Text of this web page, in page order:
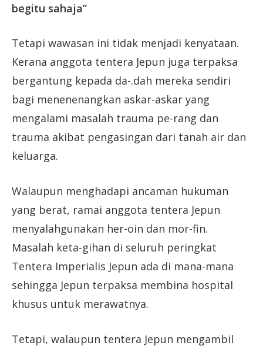
begitu sahaja”
Tetapi wawasan ini tidak menjadi kenyataan.
Kerana anggota tentera Jepun juga terpaksa
bergantung kepada da-.dah mereka sendiri
bagi menenenangkan askar-askar yang
mengalami masalah trauma pe-rang dan
trauma akibat pengasingan dari tanah air dan
keluarga.
Walaupun menghadapi ancaman hukuman
yang berat, ramai anggota tentera Jepun
menyalahgunakan her-oin dan mor-fin.
Masalah keta-gihan di seluruh peringkat
Tentera Imperialis Jepun ada di mana-mana
sehingga Jepun terpaksa membina hospital
khusus untuk merawatnya.
Tetapi, walaupun tentera Jepun mengambil